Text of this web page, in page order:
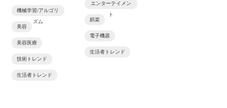
機械学習/アルゴリ
ズム
美容
美容医療
技術トレンド
生活者トレンド
エンターテイメン
ト
娯楽
電子機器
生活者トレンド